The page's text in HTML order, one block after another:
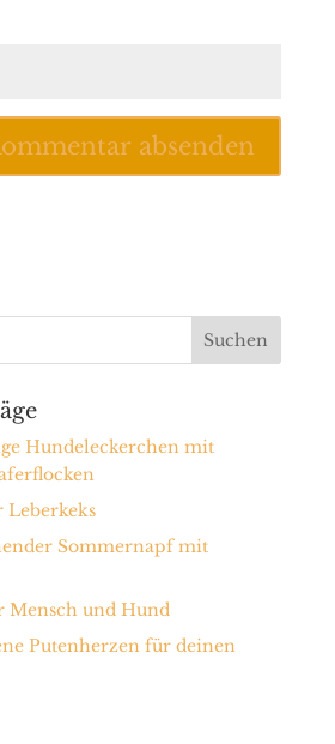
Hundeleckerchen mit
Leberkeks
Sommernapf mit
Mensch und Hund
Putenherzen für deinen